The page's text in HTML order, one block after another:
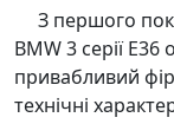
З першого
BMW 3 серії
привабливий
технічні